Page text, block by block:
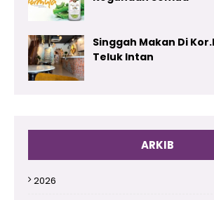
Singgah Makan Di
Teluk Intan
ARKIB
2026